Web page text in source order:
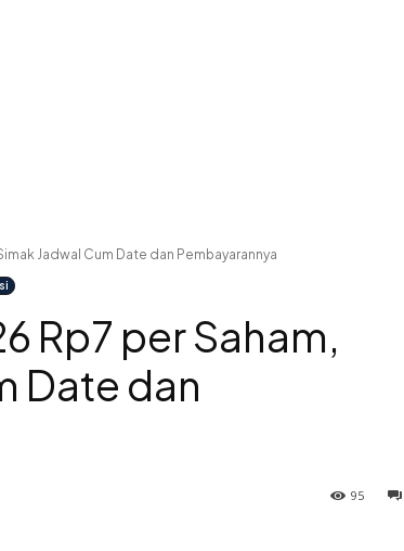
Jadwal Cum Date dan Pembayarannya
Rp7 per Saham,
Date dan
95